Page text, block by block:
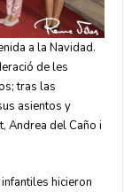
a la Navidad.
de les
tras las
asientos y
Andrea del Caño i
hicieron